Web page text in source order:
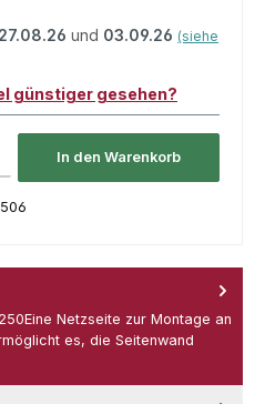
27.08.26 und 03.09.26 (siehe
günstiger gesehen?
In den Warenkorb
Netzseite zur Montage an
es, die Seitenwand